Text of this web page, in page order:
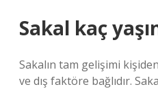
Sakal kaç
Sakalın tam gelişimi
ve dış faktöre bağlıdır.